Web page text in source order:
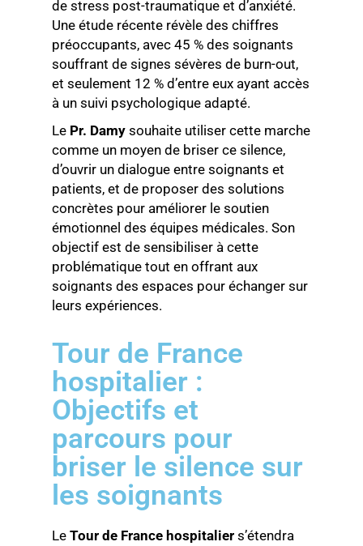
de stress post-traumatique et d’anxiété.
Une étude récente révèle des chiffres
préoccupants, avec 45 % des soignants
souffrant de signes sévères de burn-out,
et seulement 12 % d’entre eux ayant accès
à un suivi psychologique adapté.
Le Pr. Damy souhaite utiliser cette marche
comme un moyen de briser ce silence,
d’ouvrir un dialogue entre soignants et
patients, et de proposer des solutions
concrètes pour améliorer le soutien
émotionnel des équipes médicales. Son
objectif est de sensibiliser à cette
problématique tout en offrant aux
soignants des espaces pour échanger sur
leurs expériences.
Tour de France
hospitalier :
Objectifs et
parcours pour
briser le silence sur
les soignants
Le Tour de France hospitalier s’étendra